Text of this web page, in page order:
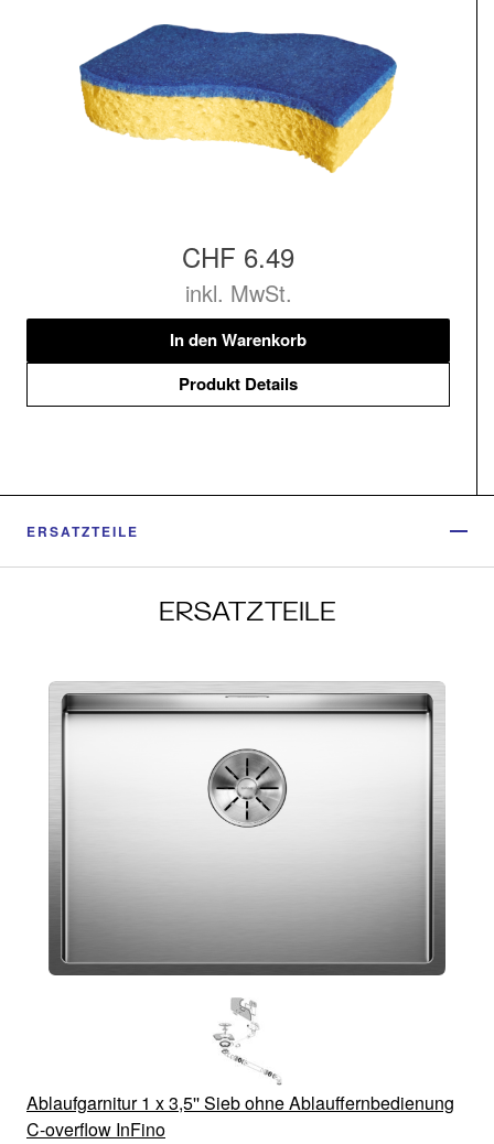
CHF 6.49
inkl. MwSt.
In den Warenkorb
Produkt Details
ERSATZTEILE
ERSATZTEILE
Ablaufgarnitur 1 x 3,5'' Sieb ohne Ablauffernbedienung
C-overflow InFino